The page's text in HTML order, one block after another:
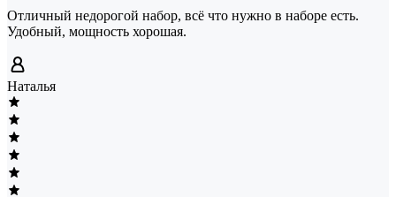
Отличный недорогой набор, всё что нужно в наборе есть.
Удобный, мощность хорошая.
Наталья